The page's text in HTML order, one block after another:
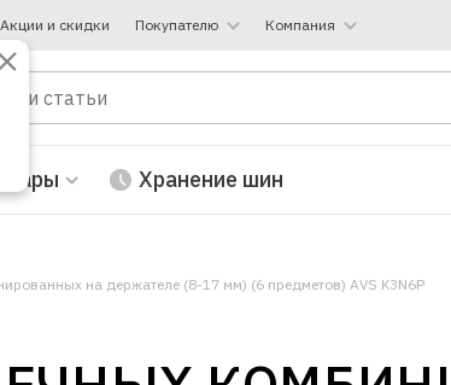
Акции и скидки Покупателю Компания
Хранение шин
на держателе (8-17 мм) (6 предметов) AVS K3N6P